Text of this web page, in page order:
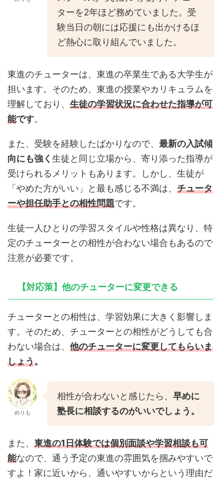
ターを2年ほど務めていました。受
験当日の朝には応援にも出かけるほ
ど熱心に取り組んでいました。
東進のチューターは、東進の卒業生である大学生が
担います。そのため、東進の授業やカリキュラムを
理解しており、 生徒の学習状況に合わせた指導が可
能です。
また、受験を経験したばかりなので、 最新の入試傾
向にも強く 生徒と同じ立場から、寄り添った指導が
受けられるメリットもあります。しかし、生徒が
「やめた方がいい」と最も感じる不満は、 チュータ
ーや担任助手との相性問題です。
生徒一人ひとりの学習スタイルや性格は異なり、特
定のチューターとの相性が合わない場合もあるので
注意が必要です。
【対応策】他のチューターに変更できる
チューターとの相性は、学習効果に大きく影響しま
す。そのため、チューターとの相性がどうしても合
わない場合は、 他のチューターに変更してもらいま
しょう。
めりも
相性が合わないと感じたら、 早めに
塾長に相談するのがいいでしょう。
また、 東進の1日体験では個別面談や学習相談も可
能なので、通う予定の東進の雰囲気を掴みやすいで
すよ！家に近いから、通いやすいからという理由だ